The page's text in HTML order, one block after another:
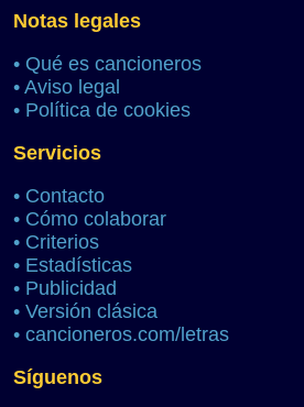
Notas legales
• Qué es cancioneros
• Aviso legal
• Política de cookies
Servicios
• Contacto
• Cómo colaborar
• Criterios
• Estadísticas
• Publicidad
• Versión clásica
• cancioneros.com/letras
Síguenos